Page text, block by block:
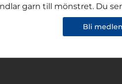
garn till mönstret. Du
Bli